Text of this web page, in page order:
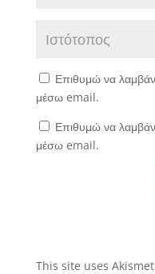
Επιθυμώ να
μέσω email.
Επιθυμώ να
μέσω email.
This site uses